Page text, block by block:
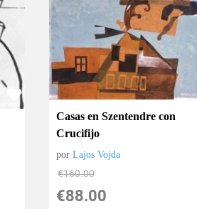
Casas en Szentendre con
Crucifijo
porLajos Vojda
€160.00
€88.00